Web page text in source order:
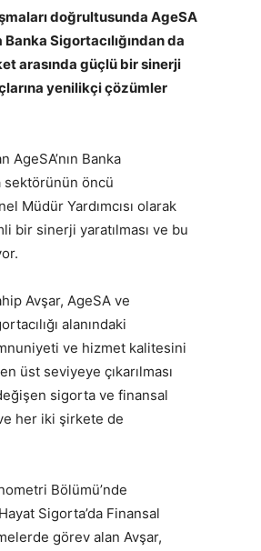
doğrultusunda AgeSA
Sigortacılığından da
arasında güçlü bir sinerji
yenilikçi çözümler
Banka
sektörünün öncü
Müdür Yardımcısı olarak
bir sinerji yaratılması ve bu
Avşar, AgeSA ve
alanındaki
ve hizmet kalitesini
üst seviyeye çıkarılması
sigorta ve finansal
her iki şirkete de
Bölümü’nde
Sigorta’da Finansal
görev alan Avşar,